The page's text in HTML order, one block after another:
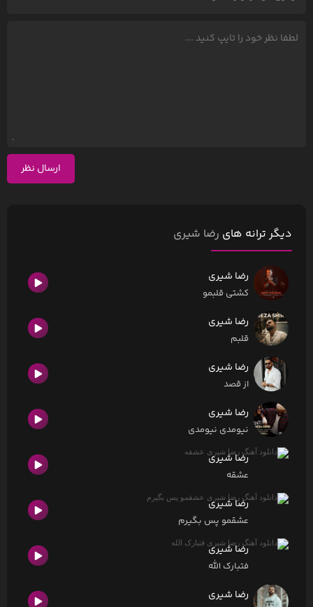
ارسال نظر
دیگر ترانه های رضا شیری
رضا شیری
کشتی قلبمو
رضا شیری
قلبم
رضا شیری
از قصد
رضا شیری
نیومدی نیومدی
رضا شیری
عشقه
رضا شیری
عشقمو پس بگیرم
رضا شیری
فتبارک الله
رضا شیری